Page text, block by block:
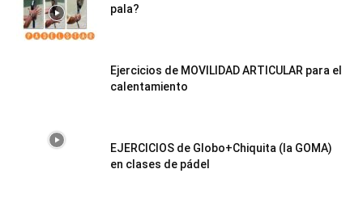
pala?
Ejercicios de MOVILIDAD ARTICULAR para el
calentamiento
EJERCICIOS de Globo+Chiquita (la GOMA)
en clases de pádel